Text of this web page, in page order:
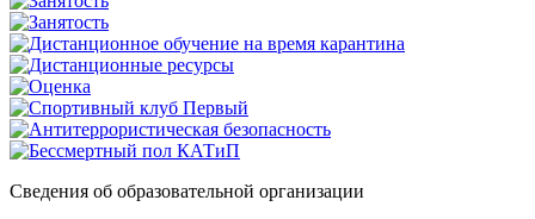
Сведения об образовательной организации